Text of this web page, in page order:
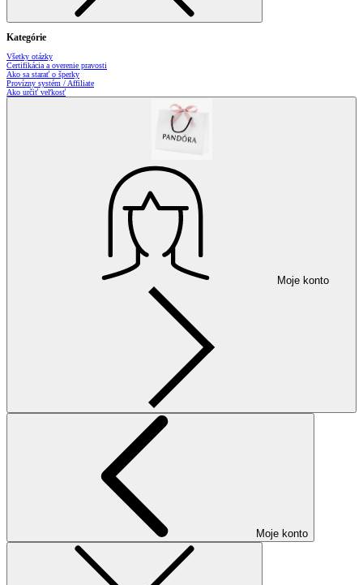
Kategórie
Všetky otázky
Certifikácia a overenie pravosti
Ako sa starať o šperky
Provízny systém / Affiliate
Ako určiť veľkosť
Moje konto
Moje konto